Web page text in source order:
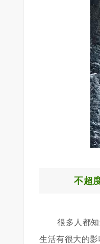
不超
很多人都
生活有很大的